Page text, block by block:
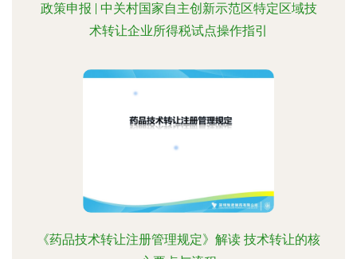
政策申报 | 中关村国家自主创新示范区特定区域技
术转让企业所得税试点操作指引
《药品技术转让注册管理规定》解读 技术转让的核